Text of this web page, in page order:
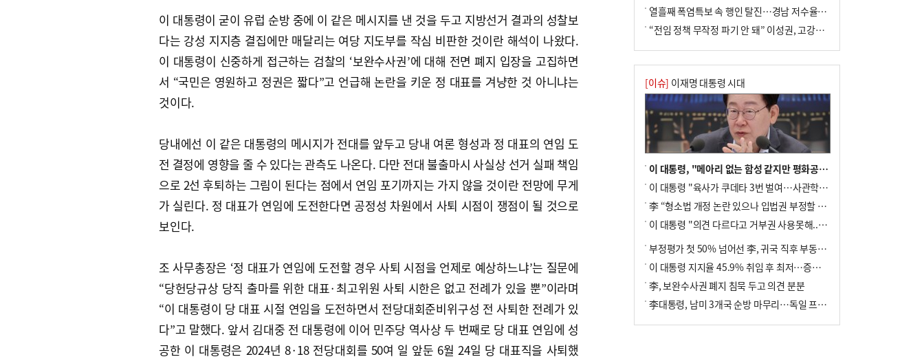
이 대통령이 굳이 유럽 순방 중에 이 같은 메시지를 낸 것을 두고 지방선거 결과의 성찰보
다는 강성 지지층 결집에만 매달리는 여당 지도부를 작심 비판한 것이란 해석이 나왔다.
이 대통령이 신중하게 접근하는 검찰의 ‘보완수사권’에 대해 전면 폐지 입장을 고집하면
서 “국민은 영원하고 정권은 짧다”고 언급해 논란을 키운 정 대표를 겨냥한 것 아니냐는
것이다.
당내에선 이 같은 대통령의 메시지가 전대를 앞두고 당내 여론 형성과 정 대표의 연임 도
전 결정에 영향을 줄 수 있다는 관측도 나온다. 다만 전대 불출마시 사실상 선거 실패 책임
으로 2선 후퇴하는 그림이 된다는 점에서 연임 포기까지는 가지 않을 것이란 전망에 무게
가 실린다. 정 대표가 연임에 도전한다면 공정성 차원에서 사퇴 시점이 쟁점이 될 것으로
보인다.
조 사무총장은 ‘정 대표가 연임에 도전할 경우 사퇴 시점을 언제로 예상하느냐’는 질문에
“당헌당규상 당직 출마를 위한 대표·최고위원 사퇴 시한은 없고 전례가 있을 뿐”이라며
“이 대통령이 당 대표 시절 연임을 도전하면서 전당대회준비위구성 전 사퇴한 전례가 있
다”고 말했다. 앞서 김대중 전 대통령에 이어 민주당 역사상 두 번째로 당 대표 연임에 성
공한 이 대통령은 2024년 8·18 전당대회를 50여 일 앞둔 6월 24일 당 대표직을 사퇴했
열흘째 폭염특보 속 행인 탈진…경남 저수율 평년의 절반
“전임 정책 무작정 파기 안 돼” 이성권, 고강도 ‘전재수 견제’ 예고
[이슈] 이재명 대통령 시대
이 대통령, "메아리 없는 함성 같지만 평화공존책 계속해야"
이 대통령 "육사가 쿠데타 3번 벌여…사관학교 통합 신속히 추진"
李 “형소법 개정 논란 있으나 입법권 부정할 만큼은 아냐”(종합)
이 대통령 "의견 다르다고 거부권 사용못해.. 입법권 부정할 상황이라 보기 어려워"
부정평가 첫 50% 넘어선 李, 귀국 직후 부동산·증시 점검(종합)
이 대통령 지지율 45.9% 취임 후 최저…증시 폭락·연임 개헌 논란 영향
李, 보완수사권 폐지 침묵 두고 의견 분분
李대통령, 남미 3개국 순방 마무리…독일 프랑크푸르트 향해 출발